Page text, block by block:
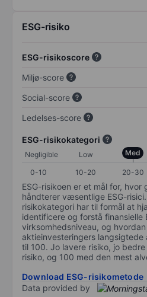
ESG-risiko
ESG-risikoscore
Miljø-score
Social-score
Ledelses-score
ESG-risikokategori
Negligible Low Med
0-10
10-20 20-30
ESG-risikoen er et mål for, hvor
håndterer væsentlige ESG-risici.
risikokategori har til formål at
identificere og forstå finansielle
virksomhedsniveau, og
aktieinvesteringers
til 100. Jo lavere risiko, jo
risiko, og 100 med den mest
Download ESG-risikometode
Data provided by